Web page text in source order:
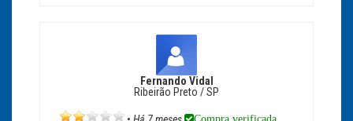
Fernando Vidal
Ribeirão Preto / SP
Compra verificada